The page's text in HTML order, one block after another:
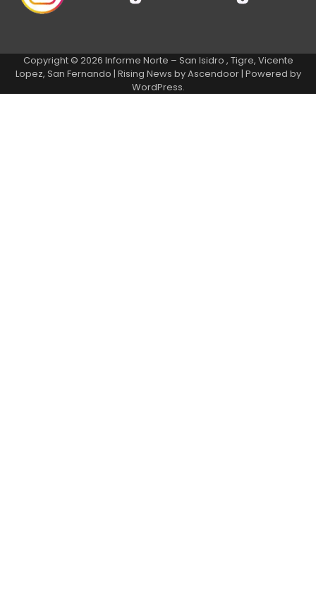
Copyright © 2026 Informe Norte – San Isidro , Tigre, Vicente
Lopez, San Fernando | Rising News byAscendoor| Powered by
WordPress.